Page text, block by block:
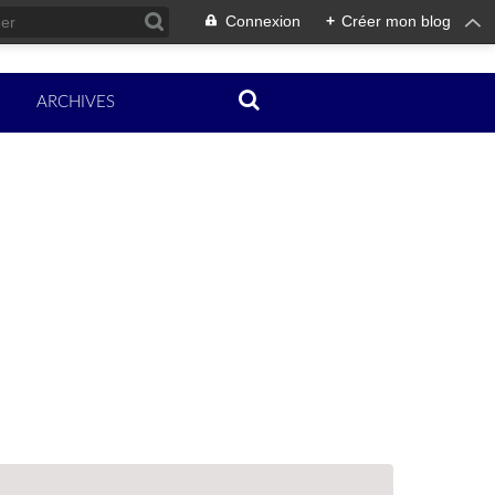
Connexion + Créer mon blog
ARCHIVES